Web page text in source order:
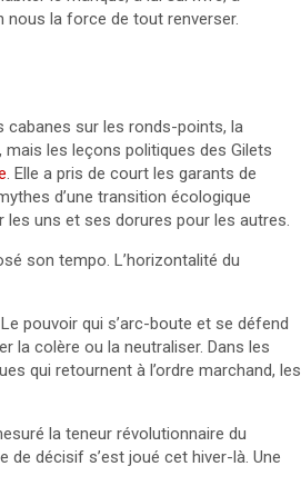
nous la force de tout renverser.
cabanes sur les ronds-points, la
les leçons politiques des Gilets
. Elle a pris de court les garants de
d’une transition écologique
les uns et ses dorures pour les autres.
son tempo. L’horizontalité du
pouvoir qui s’arc-boute et se défend
la colère ou la neutraliser. Dans les
qui retournent à l’ordre marchand, les
la teneur révolutionnaire du
décisif s’est joué cet hiver-là. Une